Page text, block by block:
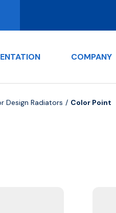
COMPANY
Design Radiators Color Point